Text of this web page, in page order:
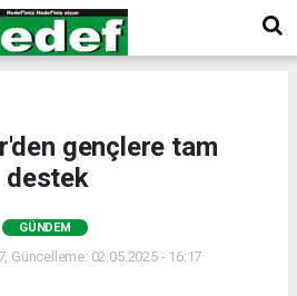
gençlere tam
destek
GÜNDEM
Güncelleme: 02.05.2025 - 16:17